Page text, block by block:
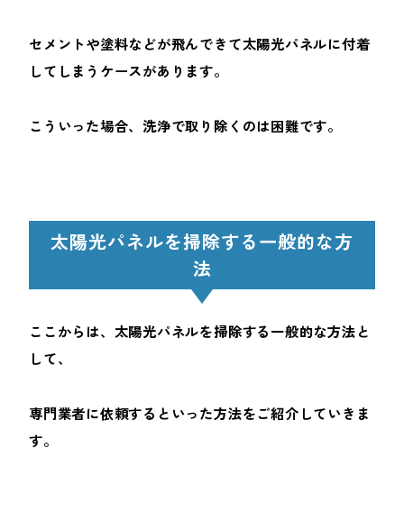
セメントや塗料などが飛んできて太陽光パネルに付着
してしまうケースがあります。
こういった場合、洗浄で取り除くのは困難です。
太陽光パネルを掃除する一般的な方
法
ここからは、太陽光パネルを掃除する一般的な方法と
して、
専門業者に依頼するといった方法をご紹介していきま
す。